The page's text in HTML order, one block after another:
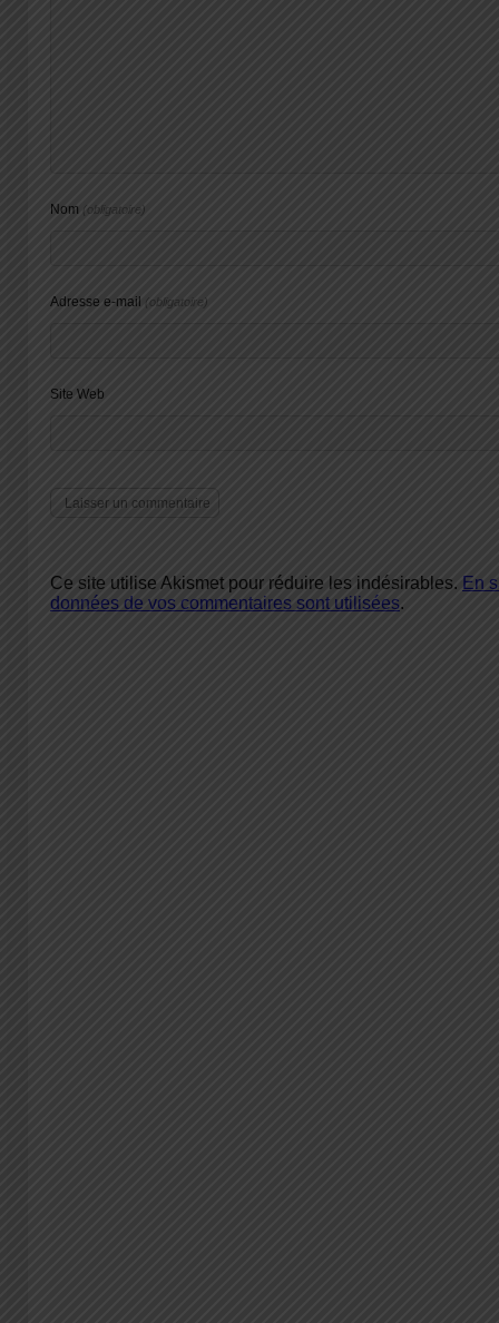
Nom (obligatoire)
Adresse e-mail (obligatoire)
Site Web
Ce site utilise Akismet pour réduire les indésirables. En
données de vos commentaires sont utilisées.